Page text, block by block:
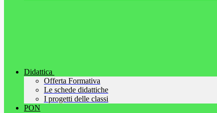
Didattica
Offerta Formativa
Le schede didattiche
I progetti delle classi
PON